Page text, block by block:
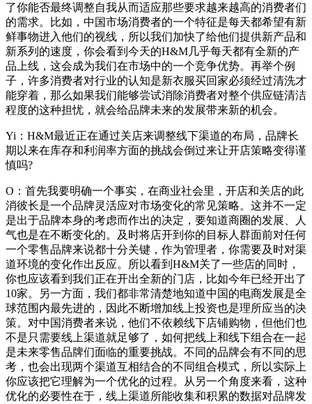
了你能否最终调整自我从而适应那些要求越来越高的消费者们
的需求。比如，中国市场消费者的一个特征是每天都希望有新
鲜事物进入他们的视线，所以我们加快了给他们提供新产品和
新系列的速度，你会看到今天的H&M几乎每天都有全新的产
品上线，这会成为我们在市场中的一个竞争优势。再举个例
子，许多消费者对行业的认知是新衣服买回家必须经过清洗才
能穿着，那么如果我们能够尝试消除消费者对整个供应链清洁
程度的这种担忧，就会给品牌未来的发展带来新的机会。
Yi：H&M最近正在通过关店来调整线下渠道的布局，品牌长
期以来在库存和利润率方面的挑战会倒过来让开店策略变得谨
慎吗?
O：首先我要明确一个事实，在商业社会里，开店和关店的此
消彼长是一个品牌灵活应对市场变化的常见策略。这并不一定
是出于品牌本身的考虑而作出的决定，要知道商圈的发展、人
气也是在不断变化的。及时将店开到你的目标人群面前对任何
一个零售品牌来说都十分关键，作为管理者，你需要及时对渠
道环境的变化作出反应。所以看到H&M关了一些店的同时，
你也应该看到我们正在开出全新的门店，比如今年已经开出了
10家。另一方面，我们都非常清楚地知道中国的电商发展是全
球范围内最先进的，因此不断增加线上投资也是理所应当的决
策。对中国消费者来说，他们不依赖线下店铺购物，但他们也
不是只需要线上渠道就足够了，如何把线上和线下组合在一起
是未来零售品牌们面临的重要挑战。不同的品牌会有不同的思
考，也会出现两个渠道互相结合的不同组合模式，所以实际上
你应该把它理解为一个优化的过程。从另一个角度来看，这种
优化的必要性在于，线上渠道所能收集和积累的数据对品牌发